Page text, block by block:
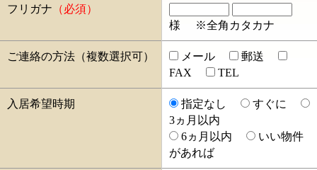
フリガナ （必須）
様
※全角カタカナ
ご連絡の方法（複数選択可） メール
郵送
FAX
TEL
入居希望時期 指定なし
すぐに
3ヵ月以内
6ヵ月以内
いい物件
があれば